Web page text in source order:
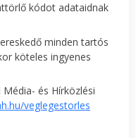
kódot adataidnak
minden tartós
köteles ingyenes
és Hírközlési
veglegestorles